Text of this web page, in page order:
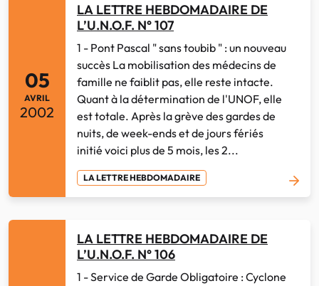
05
AVRIL
2002
LA LETTRE HEBDOMADAIRE DE
L’U.N.O.F. N° 107
1 - Pont Pascal " sans toubib " : un nouveau
succès La mobilisation des médecins de
famille ne faiblit pas, elle reste intacte.
Quant à la détermination de l'UNOF, elle
est totale. Après la grève des gardes de
nuits, de week-ends et de jours fériés
initié voici plus de 5 mois, les 2...
LA LETTRE HEBDOMADAIRE
LA LETTRE HEBDOMADAIRE DE
L’U.N.O.F. N° 106
1 - Service de Garde Obligatoire : Cyclone